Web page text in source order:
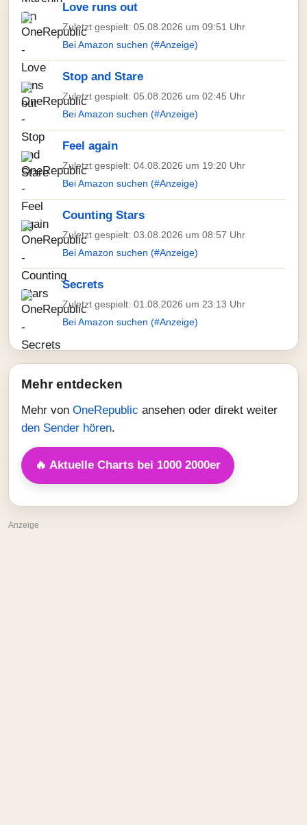
Love runs out
Zuletzt gespielt: 05.08.2026 um 09:51 Uhr
Bei Amazon suchen (#Anzeige)
Stop and Stare
Zuletzt gespielt: 05.08.2026 um 02:45 Uhr
Bei Amazon suchen (#Anzeige)
Feel again
Zuletzt gespielt: 04.08.2026 um 19:20 Uhr
Bei Amazon suchen (#Anzeige)
Counting Stars
Zuletzt gespielt: 03.08.2026 um 08:57 Uhr
Bei Amazon suchen (#Anzeige)
Secrets
Zuletzt gespielt: 01.08.2026 um 23:13 Uhr
Bei Amazon suchen (#Anzeige)
Mehr entdecken
Mehr von OneRepublic ansehen oder direkt weiter
den Sender hören.
🔥 Aktuelle Charts bei 1000 2000er
Anzeige